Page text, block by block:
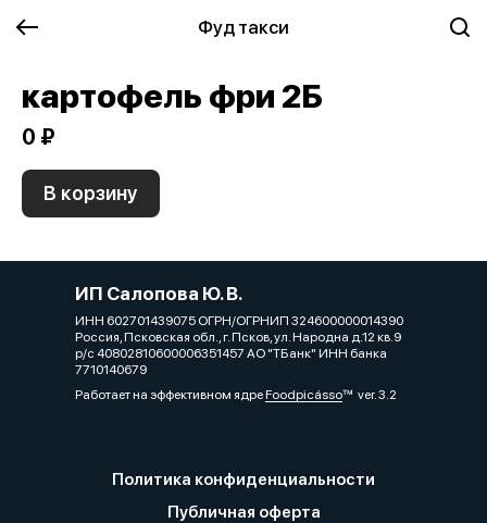
Фуд такси
картофель фри 2Б
0 ₽
В корзину
ИП Салопова Ю. В.
ИНН 602701439075 ОГРН/ОГРНИП 324600000014390
Россия, Псковская обл., г. Псков, ул. Народна д.12 кв.9
р/с 40802810600006351457 АО "ТБанк" ИНН банка
7710140679
Работает на эффективном ядреFoodpicássover. 3.2
Политика конфиденциальности
Публичная оферта